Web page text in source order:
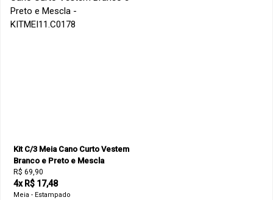
Kit C/3 Meia Cano Curto Vestem
Branco e Preto e Mescla
R$ 69,90
4x R$ 17,48
Meia - Estampado